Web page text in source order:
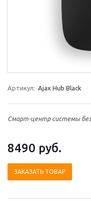
Артикул: Ajax Hub Black
Смарт-центр системы
8490 руб.
ЗАКАЗАТЬ ТОВАР